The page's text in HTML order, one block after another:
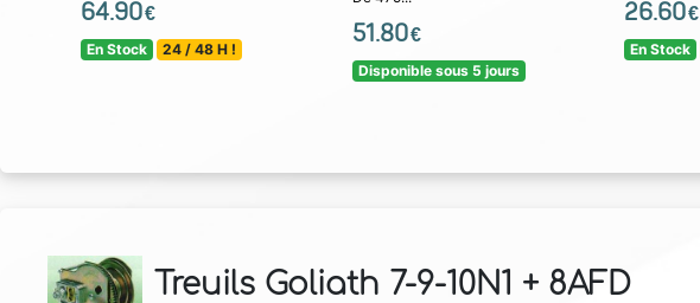
64.90€
En Stock 24 / 48 H !
51.80€
Disponible sous 5 jours
26.60€
En Stock
Treuils Goliath 7-9-10N1 + 8AFD